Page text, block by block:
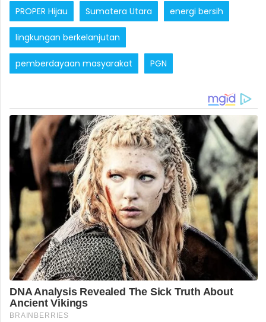
PROPER Hijau Sumatera Utara energi bersih
lingkungan berkelanjutan
pemberdayaan masyarakat PGN